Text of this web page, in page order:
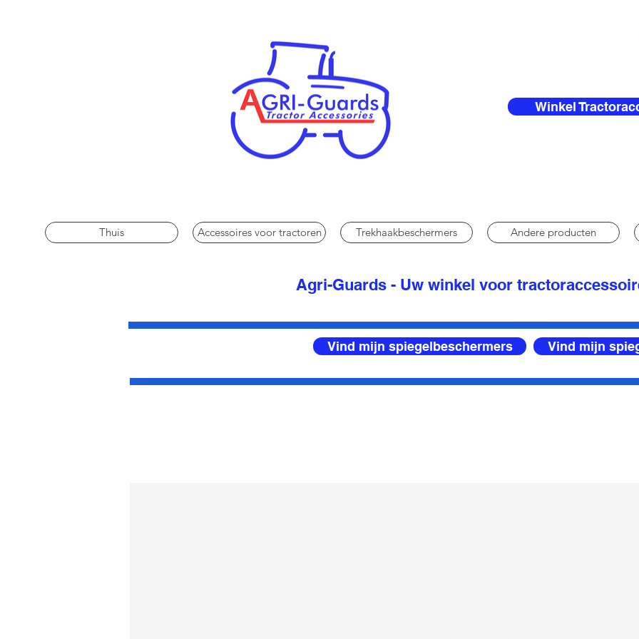
Winkel
Thuis Accessoires voor tractoren Trekhaakbeschermers Andere producten
Agri-Guards - Uw winkel voor
Vind mijn spiegelbeschermers Vind mijn